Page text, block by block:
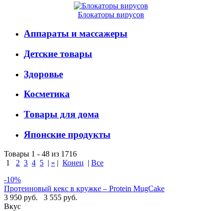
Блокаторы вирусов
Аппараты и массажеры
Детские товары
Здоровье
Косметика
Товары для дома
Японские продукты
Товары 1 - 48 из 1716
1
2 3 4 5 | » | Конец | Все
-10%
Протеиновый кекс в кружке – Protein MugCake
3 950 руб.
3 555 руб.
Вкус